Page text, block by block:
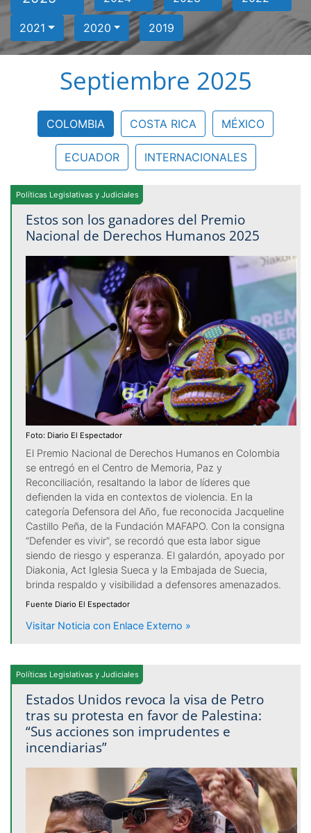
2021 2020 2019
Septiembre 2025
COLOMBIA COSTA RICA MÉXICO
ECUADOR INTERNACIONALES
Políticas Legislativas y Judiciales
Estos son los ganadores del Premio
Nacional de Derechos Humanos 2025
Foto: Diario El Espectador
El Premio Nacional de Derechos Humanos en Colombia
se entregó en el Centro de Memoria, Paz y
Reconciliación, resaltando la labor de líderes que
defienden la vida en contextos de violencia. En la
categoría Defensora del Año, fue reconocida Jacqueline
Castillo Peña, de la Fundación MAFAPO. Con la consigna
“Defender es vivir”, se recordó que esta labor sigue
siendo de riesgo y esperanza. El galardón, apoyado por
Diakonia, Act Iglesia Sueca y la Embajada de Suecia,
brinda respaldo y visibilidad a defensores amenazados.
Fuente Diario El Espectador
Visitar Noticia con Enlace Externo »
Políticas Legislativas y Judiciales
Estados Unidos revoca la visa de Petro
tras su protesta en favor de Palestina:
“Sus acciones son imprudentes e
incendiarias”